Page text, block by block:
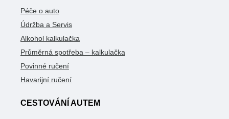
Péče o auto
Údržba a Servis
Alkohol kalkulačka
Průměrná spotřeba – kalkulačka
Povinné ručení
Havarijní ručení
CESTOVÁNÍ AUTEM